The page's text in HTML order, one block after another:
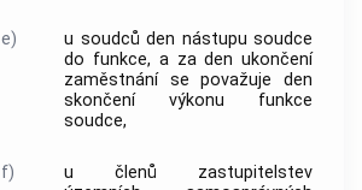
e)
u soudců den nástupu soudce
do funkce, a za den ukončení
zaměstnáníse považuje den
skončení výkonu funkce
soudce,
f)
u členů zastupitelstev